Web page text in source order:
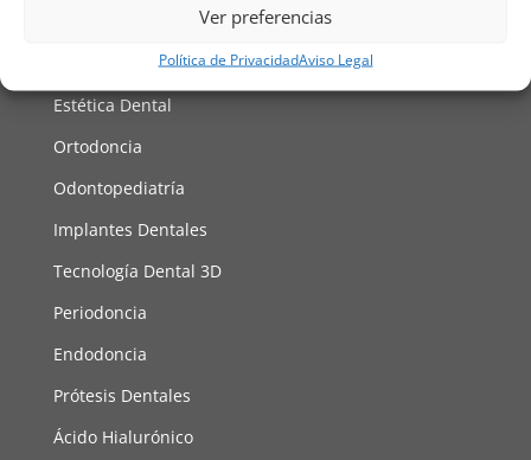
Ver preferencias
Política de PrivacidadAviso Legal
Tratamientos
Odontología General
Estética Dental
Ortodoncia
Odontopediatría
Implantes Dentales
Tecnología Dental 3D
Periodoncia
Endodoncia
Prótesis Dentales
Ácido Hialurónico